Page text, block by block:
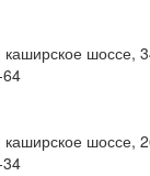
каширское шоссе,
каширское шоссе,